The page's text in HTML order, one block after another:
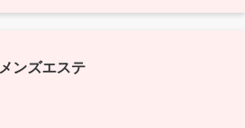
ンズエステ